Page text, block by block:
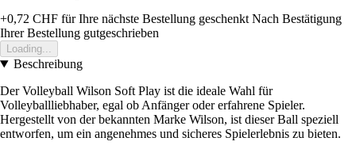
+0,72 CHF für Ihre nächste Bestellung geschenkt Nach Bestätigung
Ihrer Bestellung gutgeschrieben
Loading...
Beschreibung
Der Volleyball Wilson Soft Play ist die ideale Wahl für
Volleyballliebhaber, egal ob Anfänger oder erfahrene Spieler.
Hergestellt von der bekannten Marke Wilson, ist dieser Ball speziell
entworfen, um ein angenehmes und sicheres Spielerlebnis zu bieten.